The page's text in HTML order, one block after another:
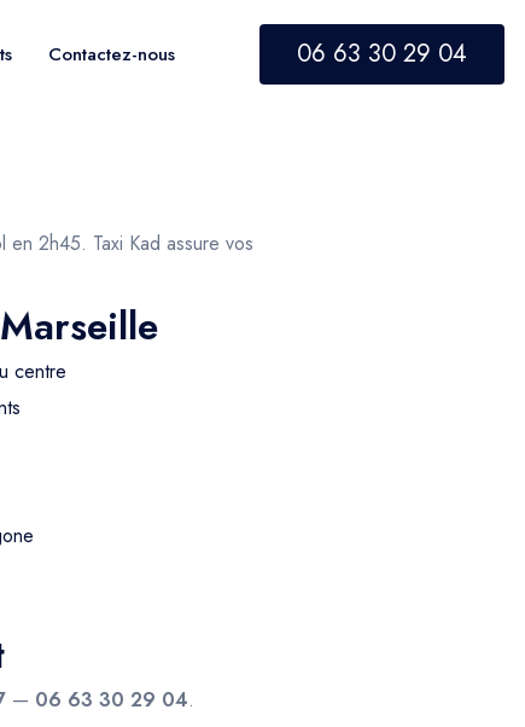
Contactez-nous 06 63 30 29 04
2h45. Taxi Kad assure vos
centre
— 06 63 30 29 04.